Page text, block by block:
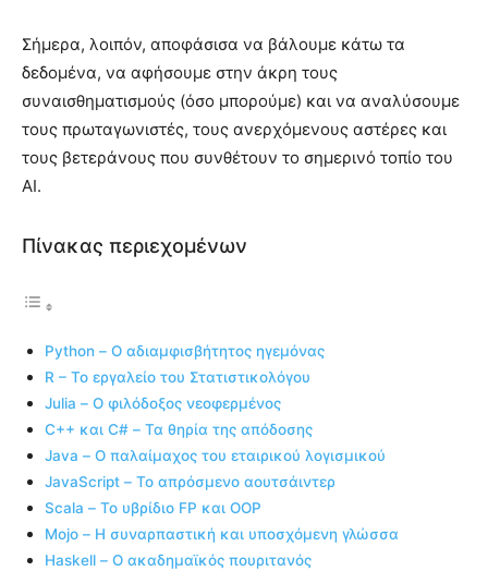
Σήμερα, λοιπόν, αποφάσισα να βάλουμε κάτω τα
δεδομένα, να αφήσουμε στην άκρη τους
συναισθηματισμούς (όσο μπορούμε) και να αναλύσουμε
τους πρωταγωνιστές, τους ανερχόμενους αστέρες και
τους βετεράνους που συνθέτουν το σημερινό τοπίο του
AI.
Πίνακας περιεχομένων
Python – Ο αδιαμφισβήτητος ηγεμόνας
R – Το εργαλείο του Στατιστικολόγου
Julia – Ο φιλόδοξος νεοφερμένος
C++ και C# – Τα θηρία της απόδοσης
Java – Ο παλαίμαχος του εταιρικού λογισμικού
JavaScript – Το απρόσμενο αουτσάιντερ
Scala – Το υβρίδιο FΡ και ΟΟΡ
Mojo – Η συναρπαστική και υποσχόμενη γλώσσα
Haskell – Ο ακαδημαϊκός πουριτανός